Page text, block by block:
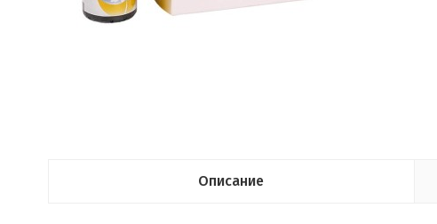
Описание